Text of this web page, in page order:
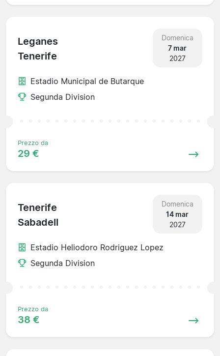
Leganes
Tenerife
Domenica
7 mar
2027
Estadio Municipal de Butarque
Segunda Division
Prezzo da
29 €
Tenerife
Sabadell
Domenica
14 mar
2027
Estadio Heliodoro Rodriguez Lopez
Segunda Division
Prezzo da
38 €